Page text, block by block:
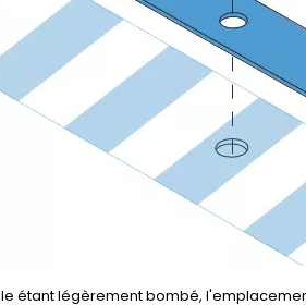
étant légèrement bombé,